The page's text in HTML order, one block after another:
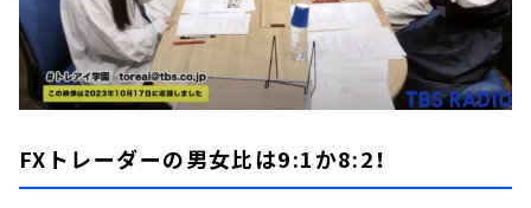
FXトレーダーの男女比は9:1か8:2！